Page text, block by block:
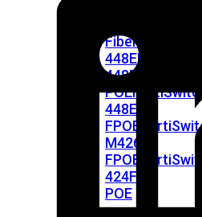
Fiber
448E
448E-
POE
448E-
FPOE
M426E-
FPOE
424F-
POE